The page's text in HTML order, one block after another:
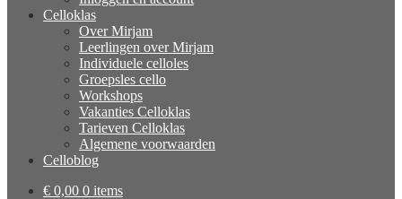
Celloklas
Over Mirjam
Leerlingen over Mirjam
Individuele celloles
Groepsles cello
Workshops
Vakanties Celloklas
Tarieven Celloklas
Algemene voorwaarden
Celloblog
€ 0,00 0 items